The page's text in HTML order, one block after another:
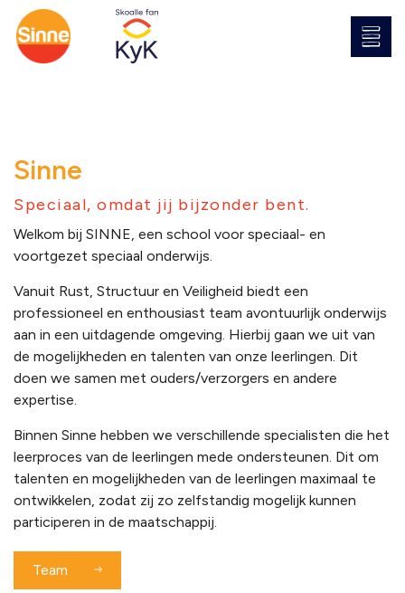
Sinne
Speciaal, omdat jij bijzonder bent.
Welkom bij SINNE, een school voor speciaal- en
voortgezet speciaal onderwijs.
Vanuit Rust, Structuur en Veiligheid biedt een
professioneel en enthousiast team avontuurlijk onderwijs
aan in een uitdagende omgeving. Hierbij gaan we uit van
de mogelijkheden en talenten van onze leerlingen. Dit
doen we samen met ouders/verzorgers en andere
expertise.
Binnen Sinne hebben we verschillende specialisten die het
leerproces van de leerlingen mede ondersteunen. Dit om
talenten en mogelijkheden van de leerlingen maximaal te
ontwikkelen, zodat zij zo zelfstandig mogelijk kunnen
participeren in de maatschappij.
Team